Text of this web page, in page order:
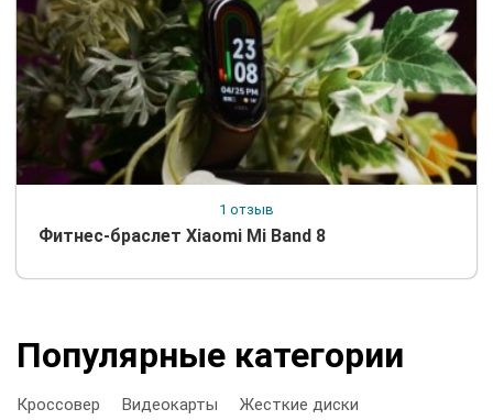
1 отзыв
Фитнес-браслет Xiaomi Mi Band 8
Популярные категории
Кроссовер Видеокарты Жесткие диски